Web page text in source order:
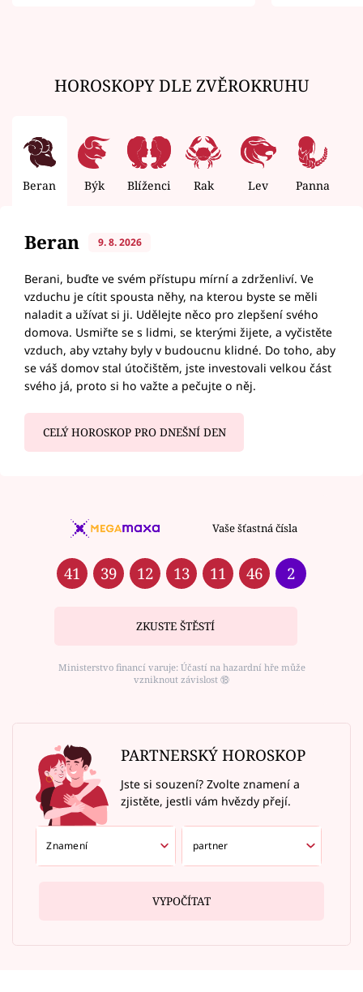
HOROSKOPY DLE ZVĚROKRUHU
Beran Býk Blíženci Rak Lev Panna
Beran 9. 8. 2026
Berani, buďte ve svém přístupu mírní a zdrženliví. Ve
vzduchu je cítit spousta něhy, na kterou byste se měli
naladit a užívat si ji. Udělejte něco pro zlepšení svého
domova. Usmiřte se s lidmi, se kterými žijete, a vyčistěte
vzduch, aby vztahy byly v budoucnu klidné. Do toho, aby
se váš domov stal útočištěm, jste investovali velkou část
svého já, proto si ho važte a pečujte o něj.
CELÝ HOROSKOP PRO DNEŠNÍ DEN
Vaše šťastná čísla
41 39 12 13 11 46 2
ZKUSTE ŠTĚSTÍ
Ministerstvo financí varuje: Účastí na hazardní hře může
vzniknout závislost ⑱
PARTNERSKÝ HOROSKOP
Jste si souzení? Zvolte znamení a
zjistěte, jestli vám hvězdy přejí.
VYPOČÍTAT